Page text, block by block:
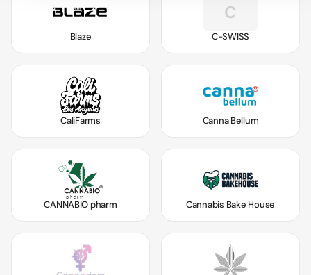
Blaze
C
C-SWISS
CaliFarms Canna Bellum
CANNABIO pharm Cannabis Bake House